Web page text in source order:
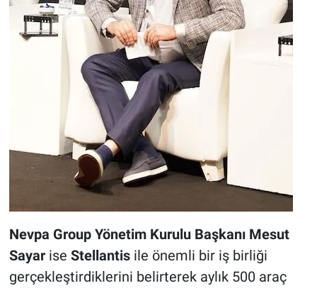
Nevpa Group Yönetim Kurulu Başkanı Mesut
Sayarise Stellantisile önemli bir iş birliği
gerçekleştirdiklerini belirterek aylık 500 araç